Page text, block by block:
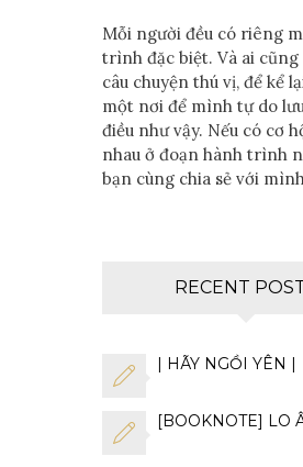
Mỗi người đều có riêng
trình đặc biệt. Và ai
câu chuyện thú vị, để kể
một nơi để mình tự do
điều như vậy. Nếu có cơ
nhau ở đoạn hành trình
bạn cùng chia sẻ với
RECENT
| HÃY NGỒI YÊN |
[BOOKNOTE] LO